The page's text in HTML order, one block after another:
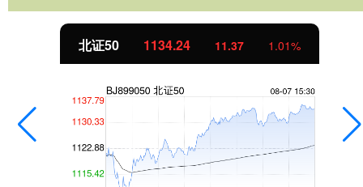
北证50 1134.24 11.37 1.01%